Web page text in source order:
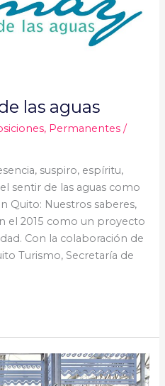
las aguas
, Permanentes /
suspiro, espíritu,
sentir de las aguas como
Quito: Nuestros saberes,
el 2015 como un proyecto
Con la colaboración de
Turismo, Secretaría de